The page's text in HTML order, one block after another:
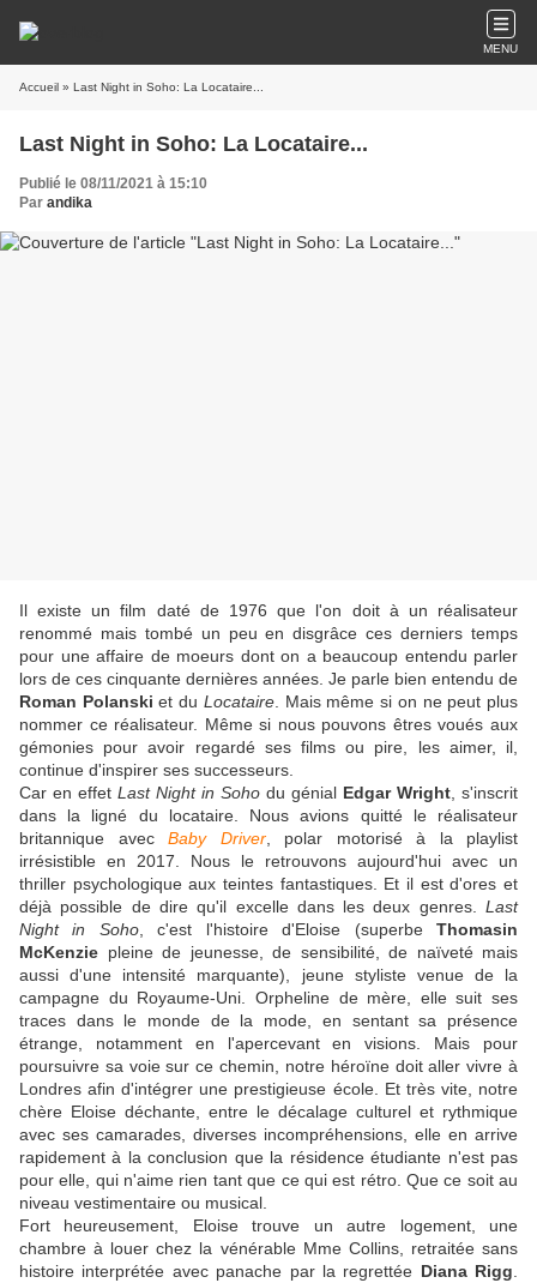
MENU
Accueil » Last Night in Soho: La Locataire...
Last Night in Soho: La Locataire...
Publié le 08/11/2021 à 15:10
Par andika
Il existe un film daté de 1976 que l'on doit à un réalisateur
renommé mais tombé un peu en disgrâce ces derniers temps
pour une affaire de moeurs dont on a beaucoup entendu parler
lors de ces cinquante dernières années. Je parle bien entendu de
Roman Polanski et du Locataire. Mais même si on ne peut plus
nommer ce réalisateur. Même si nous pouvons êtres voués aux
gémonies pour avoir regardé ses films ou pire, les aimer, il,
continue d'inspirer ses successeurs.
Car en effet Last Night in Soho du génial Edgar Wright , s'inscrit
dans la ligné du locataire. Nous avions quitté le réalisateur
britannique avec Baby Driver, polar motorisé à la playlist
irrésistible en 2017. Nous le retrouvons aujourd'hui avec un
thriller psychologique aux teintes fantastiques. Et il est d'ores et
déjà possible de dire qu'il excelle dans les deux genres. Last
Night in Soho, c'est l'histoire d'Eloise (superbeThomasin
McKenzie pleine de jeunesse, de sensibilité, de naïveté mais
aussi d'une intensité marquante), jeune styliste venue de la
campagne du Royaume-Uni. Orpheline de mère, elle suit ses
traces dans le monde de la mode, en sentant sa présence
étrange, notamment en l'apercevant en visions. Mais pour
poursuivre sa voie sur ce chemin, notre héroïne doit aller vivre à
Londres afin d'intégrer une prestigieuse école. Et très vite, notre
chère Eloise déchante, entre le décalage culturel et rythmique
avec ses camarades, diverses incompréhensions, elle en arrive
rapidement à la conclusion que la résidence étudiante n'est pas
pour elle, qui n'aime rien tant que ce qui est rétro. Que ce soit au
niveau vestimentaire ou musical.
Fort heureusement, Eloise trouve un autre logement, une
chambre à louer chez la vénérable Mme Collins, retraitée sans
histoire interprétée avec panache par la regrettée Diana Rigg